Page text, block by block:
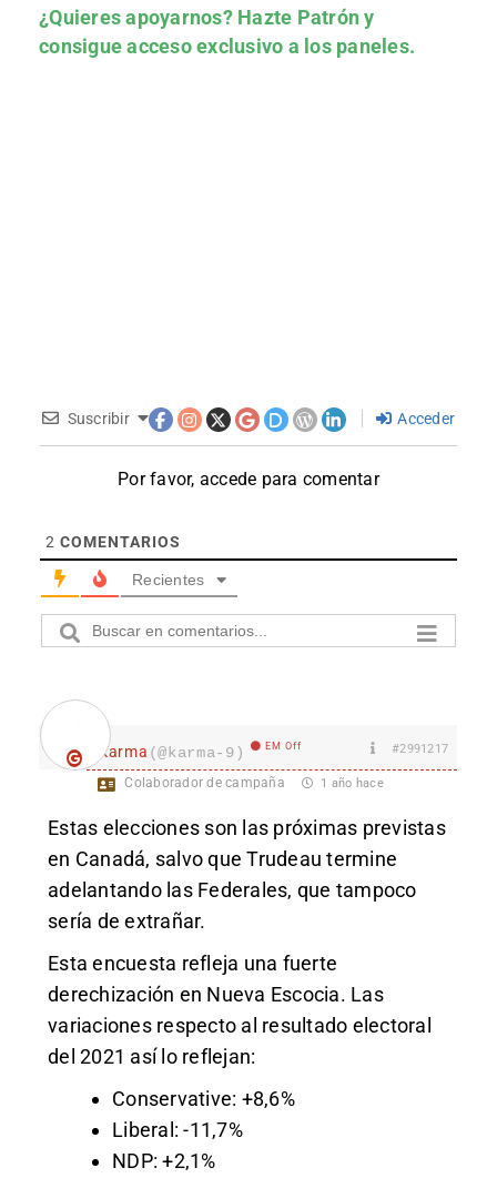
¿Quieres apoyarnos? Hazte Patróny
consigue acceso exclusivo a los paneles.
Suscribir Acceder
Por favor, accede para comentar
2 COMENTARIOS
Recientes
karma (@karma-9) EM Off #2991217
Colaborador de campaña 1 año hace
Estas elecciones son las próximas previstas
en Canadá, salvo que Trudeau termine
adelantando las Federales, que tampoco
sería de extrañar.
Esta encuesta refleja una fuerte
derechización en Nueva Escocia. Las
variaciones respecto al resultado electoral
del 2021 así lo reflejan:
Conservative: +8,6%
Liberal: -11,7%
NDP: +2,1%